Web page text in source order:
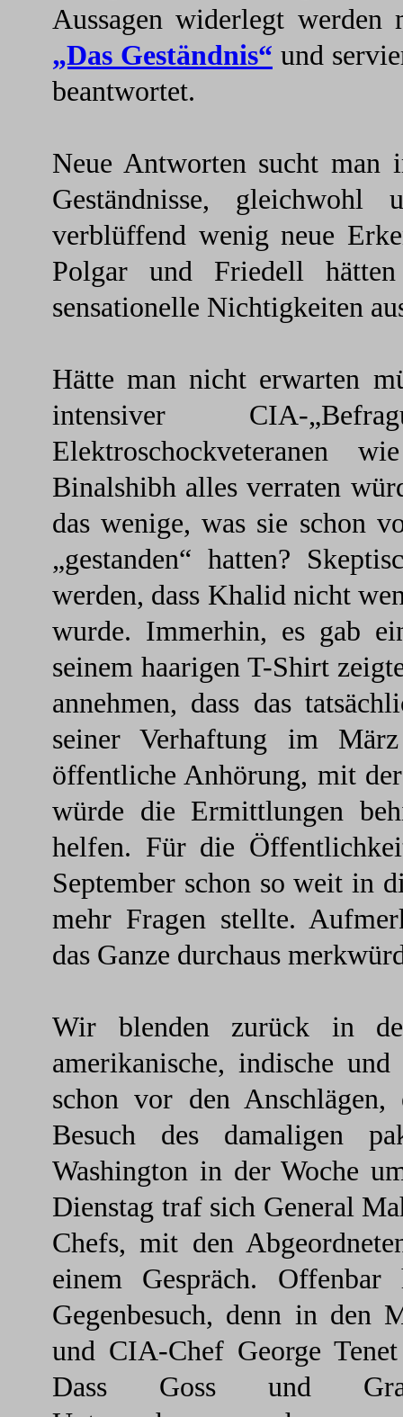
Aussagen widerlegt werden
„Das Geständnis“ und
beantwortet.
Neue Antworten sucht man
Geständnisse, gleichwohl
verblüffend wenig neue
Polgar und Friedell
sensationelle Nichtigkeiten
Hätte man nicht erwarten
intensiver CIA-
Elektroschockveteranen
Binalshibh alles verraten
das wenige, was sie schon
„gestanden“ hatten?
werden, dass Khalid nicht
wurde. Immerhin, es gab
seinem haarigen T-Shirt
annehmen, dass das
seiner Verhaftung im
öffentliche Anhörung, mit
würde die Ermittlungen
helfen. Für die
September schon so weit in
mehr Fragen stellte.
das Ganze durchaus
Wir blenden zurück in
amerikanische, indische
schon vor den
Besuch des damaligen
Washington in der Woche
Dienstag traf sich General
Chefs, mit den
einem Gespräch.
Gegenbesuch, denn in den
und CIA-Chef George
Dass Goss und